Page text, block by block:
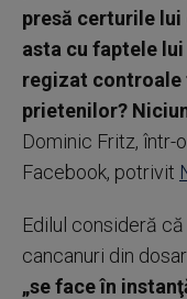
presă certurile lui
asta cu faptele
regizat
prietenilor?
Dominic Fritz, într-
Facebook, potrivit
Edilul consideră
cancanuri din
„se face în